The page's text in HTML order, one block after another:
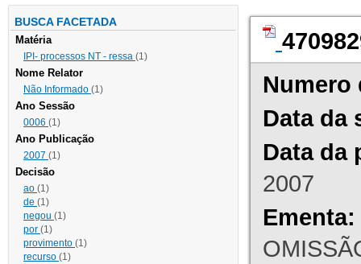
BUSCA FACETADA
Matéria
IPI- processos NT - ressa (1)
Nome Relator
Não Informado (1)
Ano Sessão
0006 (1)
Ano Publicação
2007 (1)
Decisão
ao (1)
de (1)
negou (1)
por (1)
provimento (1)
recurso (1)
Numero
Data da
Data da
2007
Ementa: